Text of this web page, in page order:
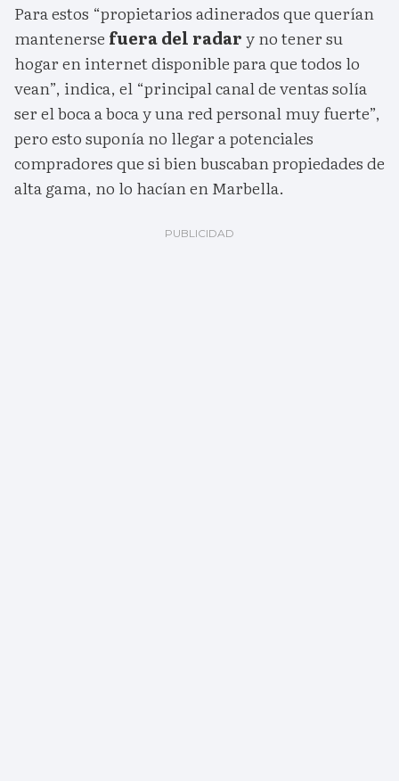
Para estos “propietarios adinerados que querían
mantenerse fuera del radary no tener su
hogar en internet disponible para que todos lo
vean”, indica, el “principal canal de ventas solía
ser el boca a boca y una red personal muy fuerte”,
pero esto suponía no llegar a potenciales
compradores que si bien buscaban propiedades de
alta gama, no lo hacían en Marbella.